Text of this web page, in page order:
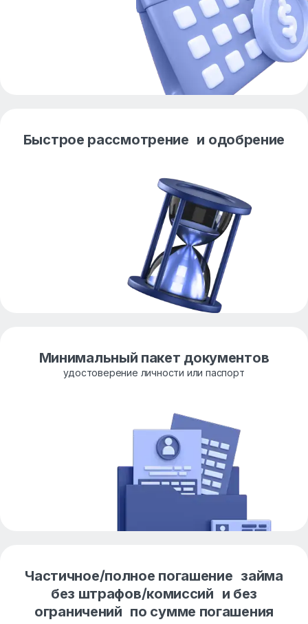
Быстрое рассмотрение и одобрение
Минимальный пакет документов
удостоверение личности или паспорт
Частичное/полное погашение займа
без штрафов/комиссий и без
ограничений по сумме погашения